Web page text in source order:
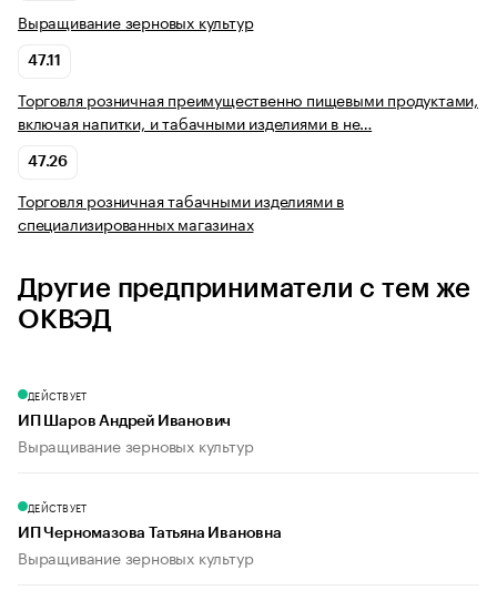
Выращивание зерновых культур
47.11
Торговля розничная преимущественно пищевыми продуктами,
включая напитки, и табачными изделиями в не…
47.26
Торговля розничная табачными изделиями в
специализированных магазинах
Другие предприниматели с тем же
ОКВЭД
ДЕЙСТВУЕТ
ИП Шаров Андрей Иванович
Выращивание зерновых культур
ДЕЙСТВУЕТ
ИП Черномазова Татьяна Ивановна
Выращивание зерновых культур